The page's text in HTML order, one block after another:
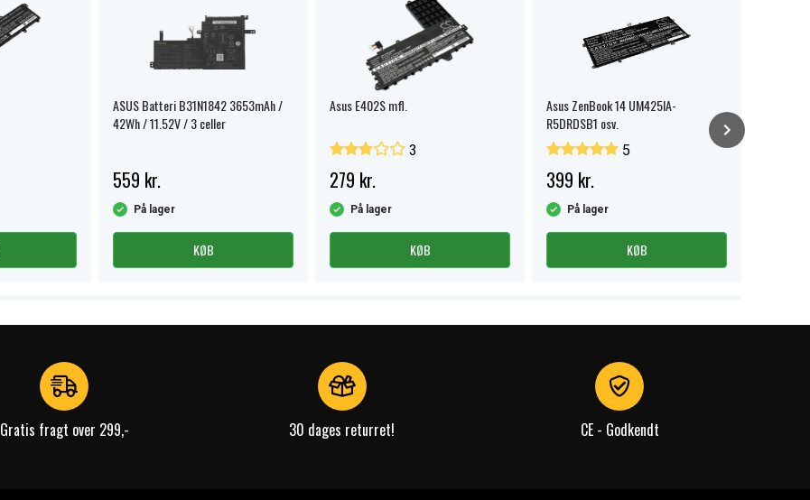
ASUS Batteri B31N1842 3653mAh /
42Wh / 11.52V / 3 celler
559 kr.
På lager
KØB
Asus E402S mfl.
3
279 kr.
På lager
KØB
Asus ZenBook 14 UM425IA-
R5DRDSB1 osv.
5
399 kr.
På lager
KØB
Gratis fragt over 299,- 30 dages returret! CE - Godkendt